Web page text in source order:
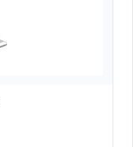
Computer)
Sheet)